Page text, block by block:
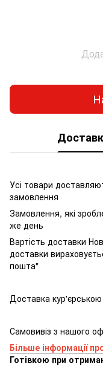
Усі товари
замовлення
Замовлення, які
же день
Вартість доставки
доставки
пошта"
Доставка
Самовивіз з нашого
Більше інформації
Готівкою при